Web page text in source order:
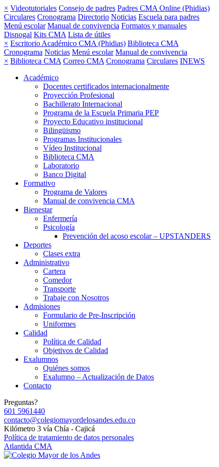
× Videotutoriales Consejo de padres Padres CMA Online (Phidias)
Circulares Cronograma Directorio Noticias Escuela para padres
Menú escolar Manual de convivencia Formatos y manuales
Disnogal Kits CMA Lista de útiles
× Escritorio Académico CMA (Phidias) Biblioteca CMA
Cronograma Noticias Menú escolar Manual de convivencia
× Biblioteca CMA Correo CMA Cronograma Circulares INEWS
Académico
Docentes certificados internacionalmente
Proyección Profesional
Bachillerato Internacional
Programa de la Escuela Primaria PEP
Proyecto Educativo institucional
Bilingüismo
Programas Institucionales
Vídeo Institucional
Biblioteca CMA
Laboratorio
Banco Digital
Formativo
Programa de Valores
Manual de convivencia CMA
Bienestar
Enfermería
Psicología
Prevención del acoso escolar – UPSTANDERS
Deportes
Clases extra
Administrativo
Cartera
Comedor
Transporte
Trabaje con Nosotros
Admisiones
Formulario de Pre-Inscripción
Uniformes
Calidad
Política de Calidad
Objetivos de Calidad
Exalumnos
Quiénes somos
Exalumno – Actualización de Datos
Contacto
Preguntas?
601 5961440
contacto@colegiomayordelosandes.edu.co
Kilómetro 3 vía Chía - Cajicá
Política de tratamiento de datos personales
Atlantida CMA